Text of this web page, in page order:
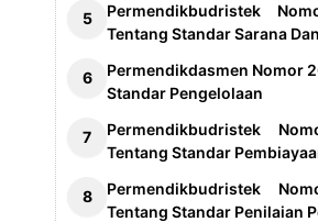
Permendikbudristek
Tentang Standar Sarana
Permendikdasmen Nomor
Standar Pengelolaan
Permendikbudristek
Tentang Standar
Permendikbudristek
Tentang Standar Penilaian